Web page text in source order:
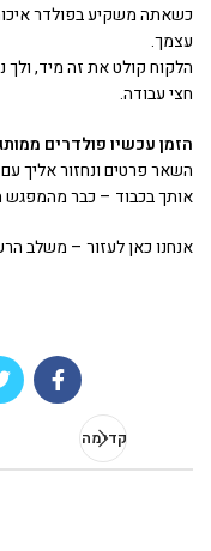
כשאתה משקיע בפולדר
עצמך.
הלקוח קולט את זה מיד,
חצי עבודה.
הזמן עכשיו פולדרים
השאר פרטים ונחזור אליך
אותך בכבוד – כבר מהמפגש
אנחנו כאן לעזור – משלב
קדימה